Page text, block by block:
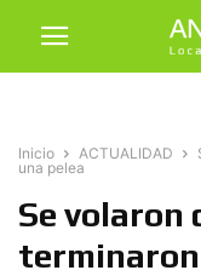
Inicio ACTUALIDAD
una pelea
Se volaron